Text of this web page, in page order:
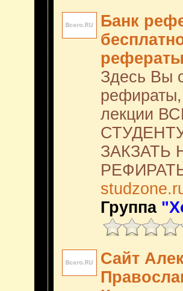
Банк
Здесь Вы
рефираты,
лекции
Группа
Сайт